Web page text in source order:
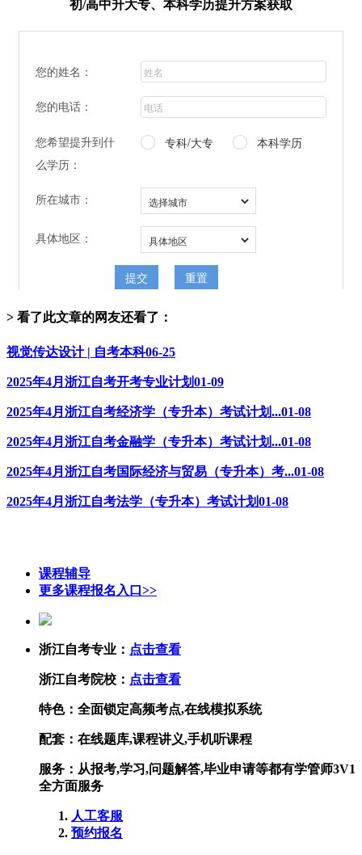
初/高中升大专、本科学历提升方案获取
> 看了此文章的网友还看了：
视觉传达设计 | 自考本科06-25
2025年4月浙江自考开考专业计划01-09
2025年4月浙江自考经济学（专升本）考试计划...01-08
2025年4月浙江自考金融学（专升本）考试计划...01-08
2025年4月浙江自考国际经济与贸易（专升本）考...01-08
2025年4月浙江自考法学（专升本）考试计划01-08
课程辅导
更多课程报名入口>>
浙江自考专业： 点击查看
浙江自考院校： 点击查看
特色： 全面锁定高频考点,在线模拟系统
配套： 在线题库,课程讲义,手机听课程
服务： 从报考,学习,问题解答,毕业申请等都有学管师3V1
全方面服务
人工客服
预约报名